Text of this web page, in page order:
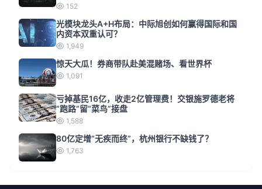
152
光模块龙头A+H布局：中际旭创如何赢得国际和国
内资本双重认可？
1,949
惊天大瓜！券商带队赴美混赌场、看世界杯
1,091
亏掉基民16亿，收走2亿管理费！交银施罗德老将
“跑路”留“菜鸟”接盘
1,588
80亿定增“无疾而终”，杭州银行不缺钱了？
1,763